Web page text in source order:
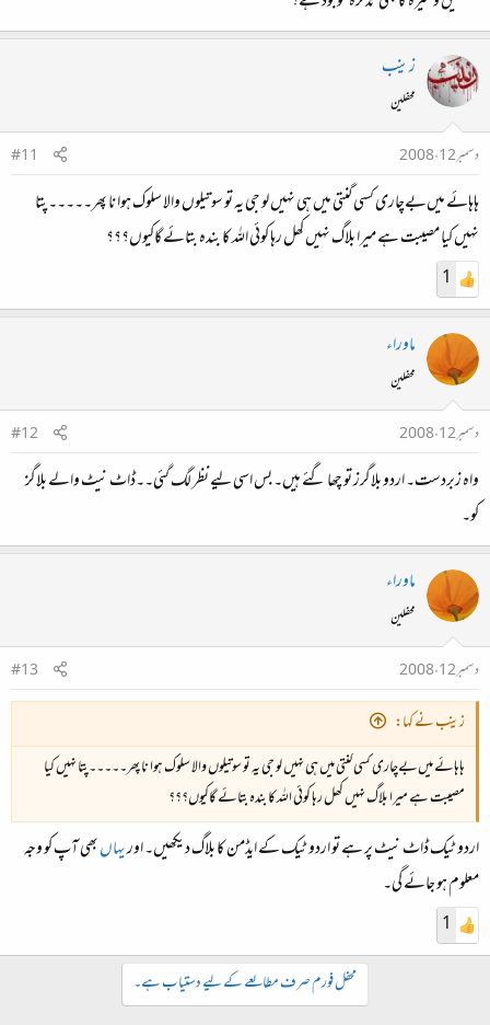
زینب
محفلین
دسمبر 12، 2008
#11
ہاہائے میں‌بےچاری کسی گنتی میں ہی نہیں لو جی یہ تو سوتیلوں والا سلوک ہوا نا پھر۔۔۔۔۔پتا
نہیں کیا مصیبت ہے میرا بلاگ نہیں کھل رہا کوئی اللہ کا بندہ بتائے گاکیوں؟؟؟
1
ماوراء
محفلین
دسمبر 12، 2008
#12
واہ زبردست۔ اردو بلاگرز تو چھا گئے ہیں۔ بس اسی لیے نظر لگ گئی۔۔ڈاٹ نیٹ والے بلاگز
کو۔
ماوراء
محفلین
دسمبر 12، 2008
#13
زینب نے کہا:
ہاہائے میں‌بےچاری کسی گنتی میں ہی نہیں لو جی یہ تو سوتیلوں والا سلوک ہوا نا پھر۔۔۔۔۔پتا نہیں کیا
مصیبت ہے میرا بلاگ نہیں کھل رہا کوئی اللہ کا بندہ بتائے گاکیوں؟؟؟
اردو ٹیک ڈاٹ نیٹ پر ہے تو اردو ٹیک کے ایڈمن کا بلاگ دیکھیں۔ اوریہاںبھی آپ کو وجہ
معلوم ہو جائے گی۔
1
محفل فورم صرف مطالعے کے لیے دستیاب ہے۔